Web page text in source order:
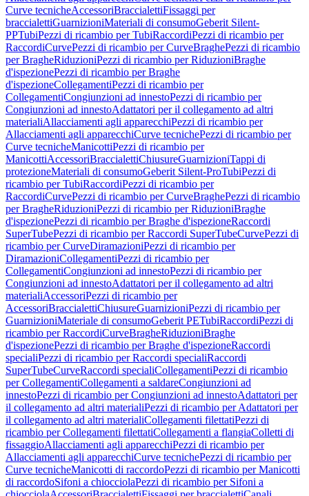
Curve tecnicheAccessoriBraccialettiFissaggi per
braccialettiGuarnizioniMateriali di consumoGeberit Silent-
PPTubiPezzi di ricambio per TubiRaccordiPezzi di ricambio per
RaccordiCurvePezzi di ricambio per CurveBraghePezzi di ricambio
per BragheRiduzioniPezzi di ricambio per RiduzioniBraghe
d'ispezionePezzi di ricambio per Braghe
d'ispezioneCollegamentiPezzi di ricambio per
CollegamentiCongiunzioni ad innestoPezzi di ricambio per
Congiunzioni ad innestoAdattatori per il collegamento ad altri
materialiAllacciamenti agli apparecchiPezzi di ricambio per
Allacciamenti agli apparecchiCurve tecnichePezzi di ricambio per
Curve tecnicheManicottiPezzi di ricambio per
ManicottiAccessoriBraccialettiChiusureGuarnizioniTappi di
protezioneMateriali di consumoGeberit Silent-ProTubiPezzi di
ricambio per TubiRaccordiPezzi di ricambio per
RaccordiCurvePezzi di ricambio per CurveBraghePezzi di ricambio
per BragheRiduzioniPezzi di ricambio per RiduzioniBraghe
d'ispezionePezzi di ricambio per Braghe d'ispezioneRaccordi
SuperTubePezzi di ricambio per Raccordi SuperTubeCurvePezzi di
ricambio per CurveDiramazioniPezzi di ricambio per
DiramazioniCollegamentiPezzi di ricambio per
CollegamentiCongiunzioni ad innestoPezzi di ricambio per
Congiunzioni ad innestoAdattatori per il collegamento ad altri
materialiAccessoriPezzi di ricambio per
AccessoriBraccialettiChiusureGuarnizioniPezzi di ricambio per
GuarnizioniMateriale di consumoGeberit PETubiRaccordiPezzi di
ricambio per RaccordiCurveBragheRiduzioniBraghe
d'ispezionePezzi di ricambio per Braghe d'ispezioneRaccordi
specialiPezzi di ricambio per Raccordi specialiRaccordi
SuperTubeCurveRaccordi specialiCollegamentiPezzi di ricambio
per CollegamentiCollegamenti a saldareCongiunzioni ad
innestoPezzi di ricambio per Congiunzioni ad innestoAdattatori per
il collegamento ad altri materialiPezzi di ricambio per Adattatori per
il collegamento ad altri materialiCollegamenti filettatiPezzi di
ricambio per Collegamenti filettatiCollegamenti a flangiaColletti di
fissaggioAllacciamenti agli apparecchiPezzi di ricambio per
Allacciamenti agli apparecchiCurve tecnichePezzi di ricambio per
Curve tecnicheManicotti di raccordoPezzi di ricambio per Manicotti
di raccordoSifoni a chiocciolaPezzi di ricambio per Sifoni a